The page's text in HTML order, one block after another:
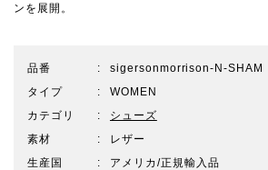
ンを展開。
品番
sigersonmorrison-N-SHAM
タイプ
WOMEN
カテゴリ
シューズ
素材
レザー
生産国
アメリカ/正規輸入品